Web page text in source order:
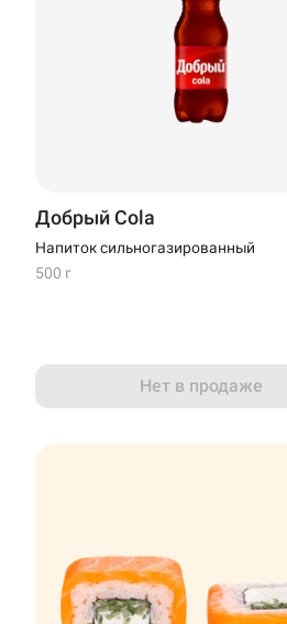
Добрый Cola
Напиток сильногазированный
500 г
Нет в продаже